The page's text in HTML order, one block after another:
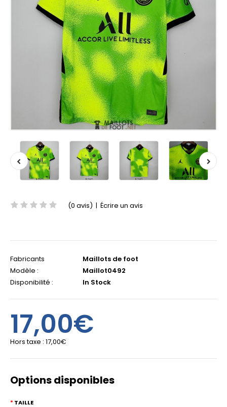
(0 avis) | Écrire un avis
Fabricants
Maillots de foot
Modèle :
Maillot0492
Disponibilité :
In Stock
17,00€
Hors taxe : 17,00€
Options disponibles
TAILLE